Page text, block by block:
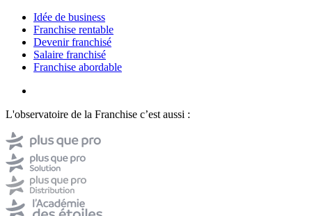
Idée de business
Franchise rentable
Devenir franchisé
Salaire franchisé
Franchise abordable
L'observatoire de la Franchise c’est aussi :